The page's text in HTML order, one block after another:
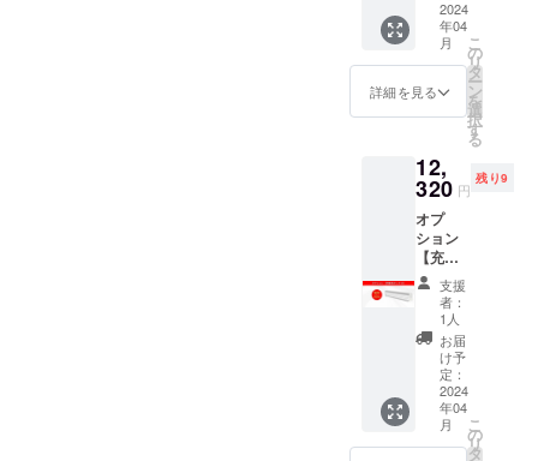
い。
【配送
予定】
関して
は随時
報告さ
せて頂
きま
す。
なる可
能性も
ござい
ます。
※発送は
頂きま
す。 ※
デザイ
ン・仕
様は変
更にな
る可能
性もご
ざいま
す。ご
了承く
ださ
い。
【配送
予定】
状況、
使用部
材の供
給状
況、製
より出
荷時期
が遅れ
る場合
があり
ま
す。
※皆様の
応援購
入によ
り量産
効率が
向上し
た場
合、一
般販売
円) 【自
然故障
による
6ヶ月間
保証】
Sminiを
より横
浮かせ
て固定
するの
でより
オシャ
レに。
※ご注文
状況、
使用部
材の供
給状
況、製
造工程
上の都
合等に
より出
2024
年04
月
詳細を見る
こ
の
リ
タ
ー
ン
を
選
択
す
る
12,
320 円
残り9
オプ
ション
【充電
池ボッ
クス】
10名様
限定
12,320
円(税
込・送
料0円)
【自然
故障に
支援
者：
1人
お届
け予
定：
2024
年04
月
こ
の
リ
タ